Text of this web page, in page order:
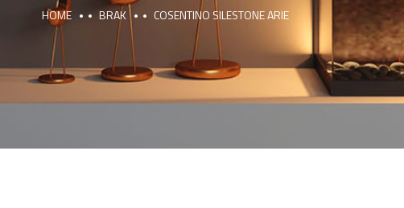
HOME BRAK COSENTINO SILESTONE ARIE